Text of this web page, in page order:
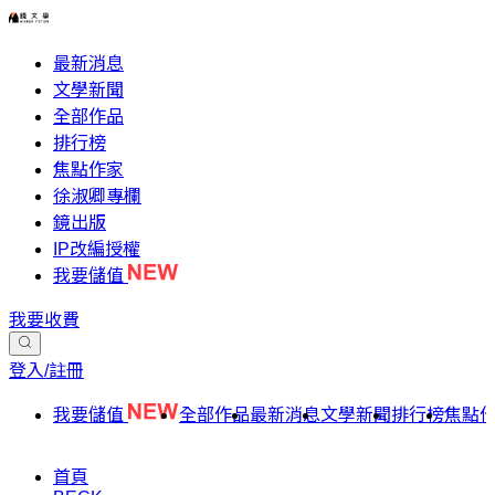
最新消息
文學新聞
全部作品
排行榜
焦點作家
徐淑卿專欄
鏡出版
IP改編授權
我要儲值
我要收費
登入/註冊
我要儲值 全部作品最新消息文學新聞排行榜焦點
首頁